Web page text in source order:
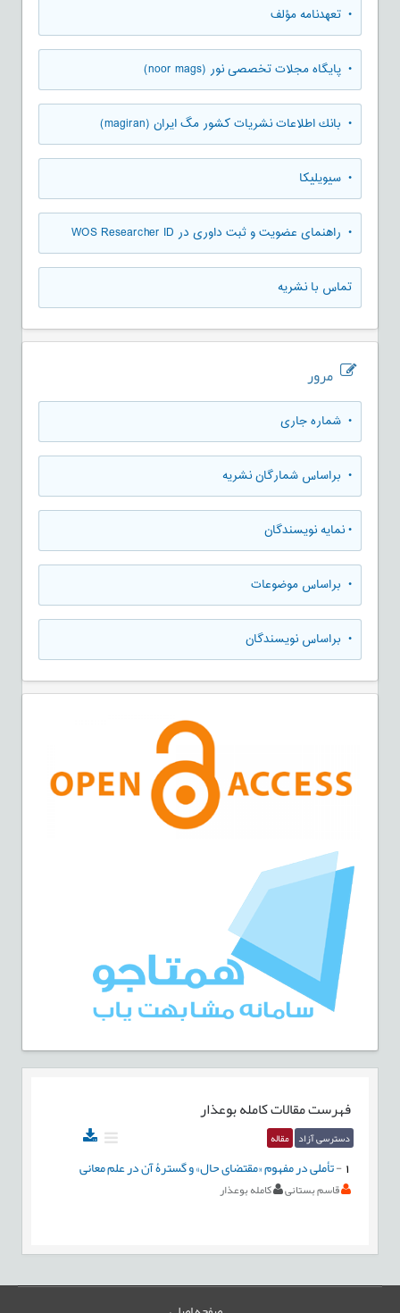
• تعهدنامه مؤلف
• پایگاه مجلات تخصصی نور (noor mags)
• بانك اطلاعات نشريات كشور مگ ايران (magiran)
• سیویلیکا
• راهنمای عضویت و ثبت داوری در WOS Researcher ID
تماس با نشریه
مرور
• شماره جاری
• براساس شمارگان نشریه
•نمایه نویسندگان
• براساس موضوعات
• براساس نویسندگان
فهرست مقالاتکامله بوعذار
دسترسی آزاد مقاله
-تأملی در مفهوم «مقتضای حال» و گسترۀ آن در علم معانی
قاسم بستانی کامله بوعذار